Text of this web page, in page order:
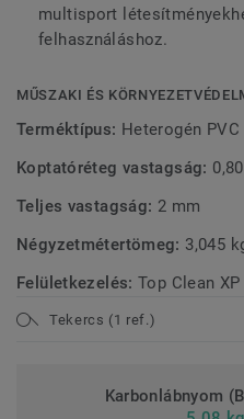
multisport
felhasználáshoz.
MŰSZAKI ÉS
Terméktípus: Heterogén
Koptatóréteg vastagság:
Teljes vastagság: 2 mm
Négyzetmétertömeg: 3,045
Felületkezelés:Top Clean XP
Tekercs (1 ref.)
Karbonlábnyom